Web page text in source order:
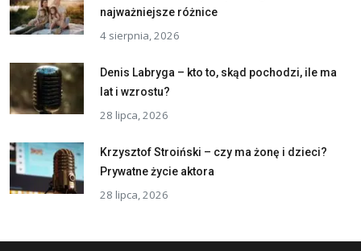
najważniejsze różnice
4 sierpnia, 2026
Denis Labryga – kto to, skąd pochodzi, ile ma
lat i wzrostu?
28 lipca, 2026
Krzysztof Stroiński – czy ma żonę i dzieci?
Prywatne życie aktora
28 lipca, 2026